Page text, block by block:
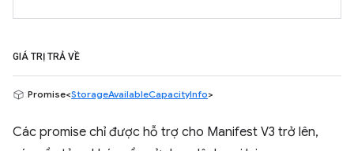
GIÁ TRỊ TRẢ VỀ
Promise<StorageAvailableCapacityInfo>
Các promise chỉ được hỗ trợ cho Manifest V3 trở lên,